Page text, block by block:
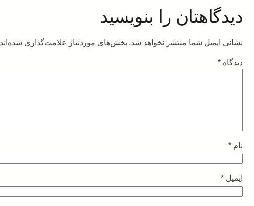
دیدگاهتان را بنویسید
نشانی ایمیل شما منتشر نخواهد شد. بخش‌های موردنیاز علامت‌گذاری شده‌اند
دیدگاه *
نام *
ایمیل *